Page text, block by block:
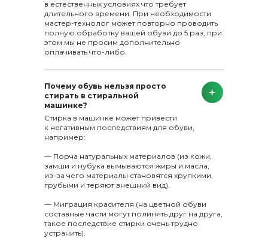
в естественных условиях что требует
длительного времени. При необходимости
мастер-технолог может повторно проводить
полную обработку вашей обуви до 5 раз, при
этом мы не просим дополнительно
оплачивать что-либо.
Почему обувь нельзя просто
стирать в стиральной
машинке?
Стирка в машинке может привести
к негативным последствиям для обуви,
например:
— Порча натуральных материалов (из кожи,
замши и нубука вымываются жиры и масла,
из-за чего материалы становятся хрупкими,
грубыми и теряют внешний вид).
— Миграция красителя (на цветной обуви
составные части могут полинять друг на друга,
такое последствие стирки очень трудно
устранить).